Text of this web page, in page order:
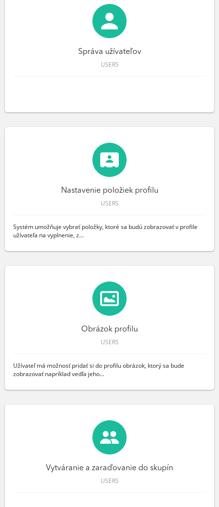
Správa užívateľov
USERS
Nastavenie položiek profilu
USERS
Systém umožňuje vybrať položky, ktoré sa budú zobrazovať v profile
užívateľa na vyplnenie, z...
Obrázok profilu
USERS
Užívateľ má možnosť pridať si do profilu obrázok, ktorý sa bude
zobrazovať napríklad vedľa jeho...
Vytváranie a zaraďovanie do skupín
USERS